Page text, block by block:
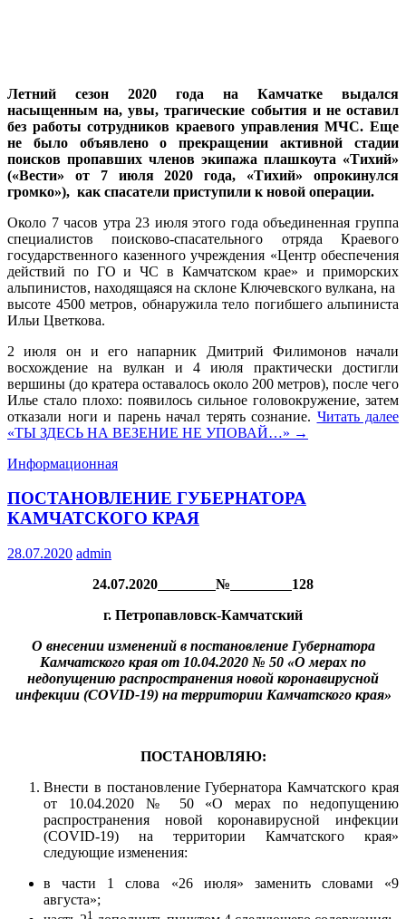
Летний сезон 2020 года на Камчатке выдался
насыщенным на, увы, трагические события и не оставил
без работы сотрудников краевого управления МЧС. Еще
не было объявлено о прекращении активной стадии
поисков пропавших членов экипажа плашкоута «Тихий»
(«Вести» от 7 июля 2020 года, «Тихий» опрокинулся
громко»), как спасатели приступили к новой операции.
Около 7 часов утра 23 июля этого года объединенная группа
специалистов поисково-спасательного отряда Краевого
государственного казенного учреждения «Центр обеспечения
действий по ГО и ЧС в Камчатском крае» и приморских
альпинистов, находящаяся на склоне Ключевского вулкана, на
высоте 4500 метров, обнаружила тело погибшего альпиниста
Ильи Цветкова.
2 июля он и его напарник Дмитрий Филимонов начали
восхождение на вулкан и 4 июля практически достигли
вершины (до кратера оставалось около 200 метров), после чего
Илье стало плохо: появилось сильное головокружение, затем
отказали ноги и парень начал терять сознание. Читать далее
«ТЫ ЗДЕСЬ НА ВЕЗЕНИЕ НЕ УПОВАЙ…» →
Информационная
ПОСТАНОВЛЕНИЕ ГУБЕРНАТОРА
КАМЧАТСКОГО КРАЯ
28.07.2020 admin
24.07.2020
№
128
г. Петропавловск-Камчатский
О внесении изменений в постановление Губернатора
Камчатского края от 10.04.2020 № 50 «О мерах по
недопущению распространения новой коронавирусной
инфекции (COVID-19) на территории Камчатского края»
ПОСТАНОВЛЯЮ:
Внести в постановление Губернатора Камчатского края
от 10.04.2020 № 50 «О мерах по недопущению
распространения новой коронавирусной инфекции
(COVID-19) на территории Камчатского края»
следующие изменения:
в части 1 слова «26 июля» заменить словами «9
августа»;
1